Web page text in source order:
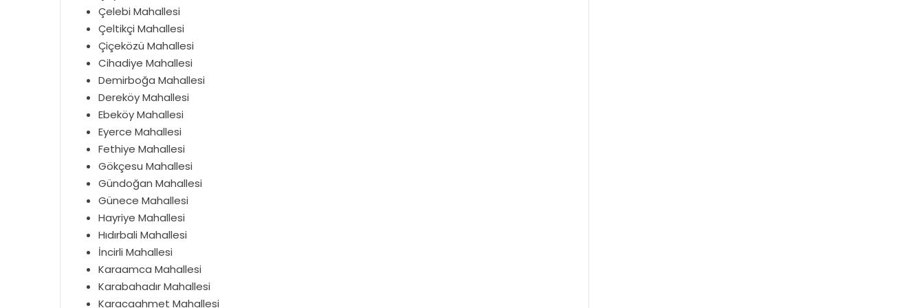
Çelebi Mahallesi
Çeltikçi Mahallesi
Çiçeközü Mahallesi
Cihadiye Mahallesi
Demirboğa Mahallesi
Dereköy Mahallesi
Ebeköy Mahallesi
Eyerce Mahallesi
Fethiye Mahallesi
Gökçesu Mahallesi
Gündoğan Mahallesi
Günece Mahallesi
Hayriye Mahallesi
Hıdırbali Mahallesi
İncirli Mahallesi
Karaamca Mahallesi
Karabahadır Mahallesi
Karacaahmet Mahallesi